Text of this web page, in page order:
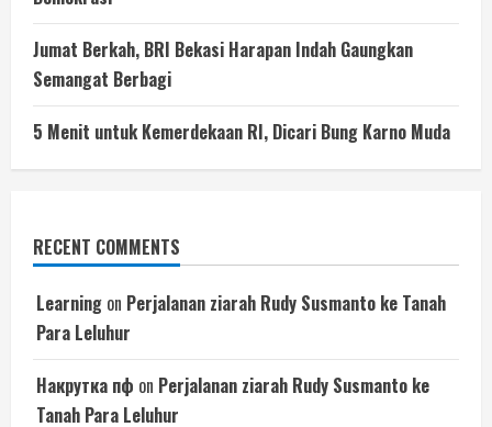
Jumat Berkah, BRI Bekasi Harapan Indah Gaungkan
Semangat Berbagi
5 Menit untuk Kemerdekaan RI, Dicari Bung Karno Muda
RECENT COMMENTS
Learning on Perjalanan ziarah Rudy Susmanto ke Tanah
Para Leluhur
Накрутка пф on Perjalanan ziarah Rudy Susmanto ke
Tanah Para Leluhur